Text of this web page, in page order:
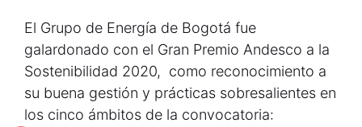
El Grupo de Energía de Bogotá fue
galardonado con el Gran Premio Andesco a la
Sostenibilidad 2020, como reconocimiento a
su buena gestión y prácticas sobresalientes en
los cinco ámbitos de la convocatoria: